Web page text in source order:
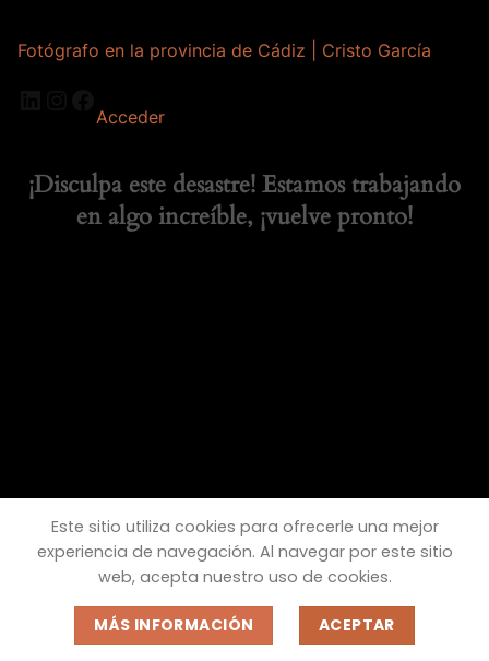
Fotógrafo en la provincia de Cádiz | Cristo García
Acceder
¡Disculpa este desastre! Estamos trabajando
en algo increíble, ¡vuelve pronto!
Este sitio utiliza cookies para ofrecerle una mejor
experiencia de navegación. Al navegar por este sitio
web, acepta nuestro uso de cookies.
MÁS INFORMACIÓN ACEPTAR